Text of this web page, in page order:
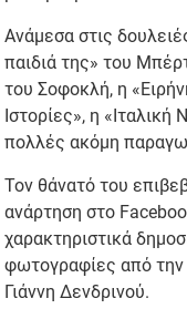
Ανάμεσα στις
παιδιά της» του
του Σοφοκλή, η
Ιστορίες», η
πολλές ακόμη
Τον θάνατό του
ανάρτηση στο
χαρακτηριστικά
φωτογραφίες από την
Γιάννη Δενδρινού.